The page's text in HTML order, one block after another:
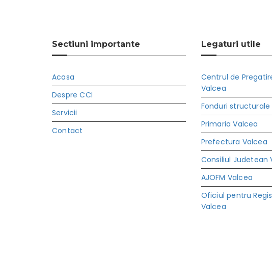
Sectiuni importante
Acasa
Despre CCI
Servicii
Contact
Legaturi utile
Centrul de
Valcea
Fonduri
Primaria Valcea
Prefectura Valcea
Consiliul Judetean
AJOFM Valcea
Oficiul pentru
Valcea